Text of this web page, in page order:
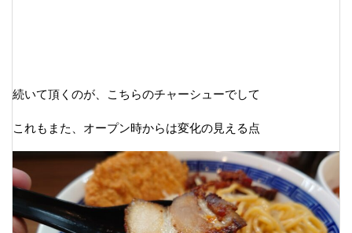
続いて頂くのが、こちらのチャーシューでして
これもまた、オープン時からは変化の見える点